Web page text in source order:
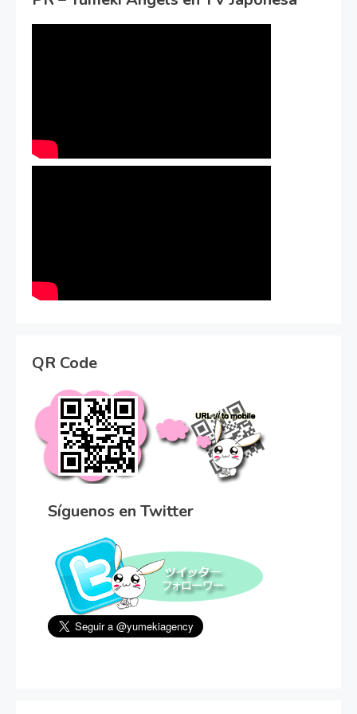
QR Code
Síguenos en Twitter